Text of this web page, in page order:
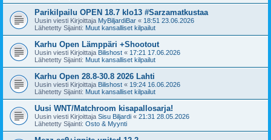
Parikilpailu OPEN 18.7 klo13 #Sarzamatkustaa
Uusin viesti Kirjoittaja MyBiljardiBar « 18:51 23.06.2026
Lähetetty Sijainti: Muut kansalliset kilpailut
Karhu Open Lämppäri +Shootout
Uusin viesti Kirjoittaja Bilishost « 17:21 17.06.2026
Lähetetty Sijainti: Muut kansalliset kilpailut
Karhu Open 28.8-30.8 2026 Lahti
Uusin viesti Kirjoittaja Bilishost « 19:24 16.06.2026
Lähetetty Sijainti: Muut kansalliset kilpailut
Uusi WNT/Matchroom kisapallosarja!
Uusin viesti Kirjoittaja Sisu Biljardi « 21:31 28.05.2026
Lähetetty Sijainti: Osto & Myynti